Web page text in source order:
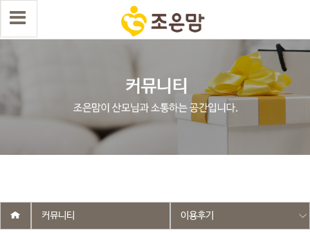
select wr_id, wr_subject from g5_write_m05_04 where wr_is_comment
= 0 and wr_datetime <= '2018-05-29 18:06:34' and wr_id <> '78' order
by wr_datetime desc limit 1 asdasf
커뮤니티 이용후기